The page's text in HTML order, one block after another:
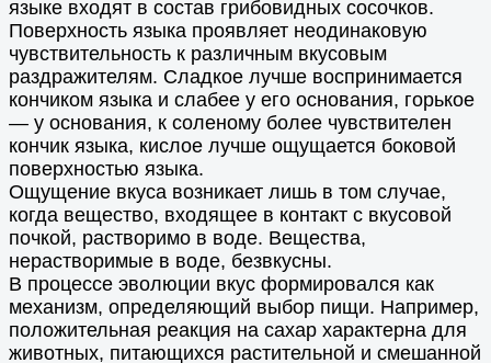
языке входят в состав грибовидных сосочков.
Поверхность языка проявляет неодинаковую
чувствительность к различным вкусовым
раздражителям. Сладкое лучше воспринимается
кончиком языка и слабее у его основания, горькое
— у основания, к соленому более чувствителен
кончик языка, кислое лучше ощущается боковой
поверхностью языка.
Ощущение вкуса возникает лишь в том случае,
когда вещество, входящее в контакт с вкусовой
почкой, растворимо в воде. Вещества,
нерастворимые в воде, безвкусны.
В процессе эволюции вкус формировался как
механизм, определяющий выбор пищи. Например,
положительная реакция на сахар характерна для
животных, питающихся растительной и смешанной